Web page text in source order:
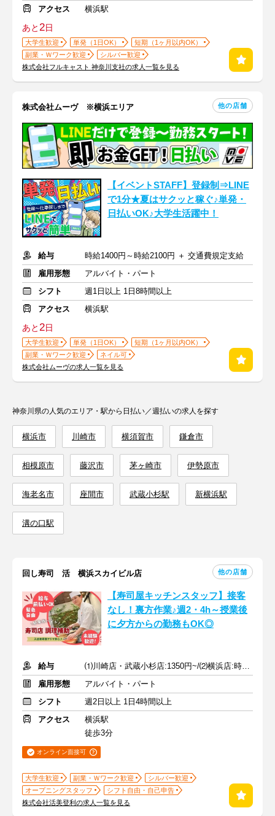
アクセス 横浜駅
あと 2日
大学生歓迎 単発（1日OK）
短期（1ヶ月以内OK）
副業・Ｗワーク歓迎
シルバー歓迎
株式会社フルキャスト 神奈川支社の求人一覧を見る
株式会社ムーヴ ※横浜エリア 他の店舗
【イベントSTAFF】登録制⇒LINE
で1分★夏はサクッと稼ぐ♪単発・
日払いOK♪大学生活躍中！
給与
時給1400円～時給2100円 ＋ 交通費規定支給
雇用形態
アルバイト・パート
シフト
週1日以上 1日8時間以上
アクセス
横浜駅
あと2日
大学生歓迎 単発（1日OK）
短期（1ヶ月以内OK）
副業・Ｗワーク歓迎
ネイル可
株式会社ムーヴの求人一覧を見る
神奈川県の人気のエリア・駅から日払い／週払いの求人を探す
横浜市 川崎市 横須賀市 鎌倉市
相模原市 藤沢市 茅ヶ崎市 伊勢原市
海老名市 座間市 武蔵小杉駅 新横浜駅
溝の口駅
回し寿司 活 横浜スカイビル店 他の店舗
【寿司屋キッチンスタッフ】接客
なし！裏方作業♪週2・4h～授業後
に夕方からの勤務もOK◎
給与
雇用形態
アルバイト・パート
シフト
週2日以上 1日4時間以上
アクセス
横浜駅
徒歩3分
オンライン面接可
大学生歓迎 副業・Ｗワーク歓迎
シルバー歓迎
オープニングスタッフ
シフト自由・自己申告
株式会社活美登利の求人一覧を見る